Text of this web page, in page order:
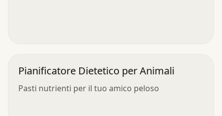
Pianificatore Dietetico per Animali
Pasti nutrienti per il tuo amico peloso